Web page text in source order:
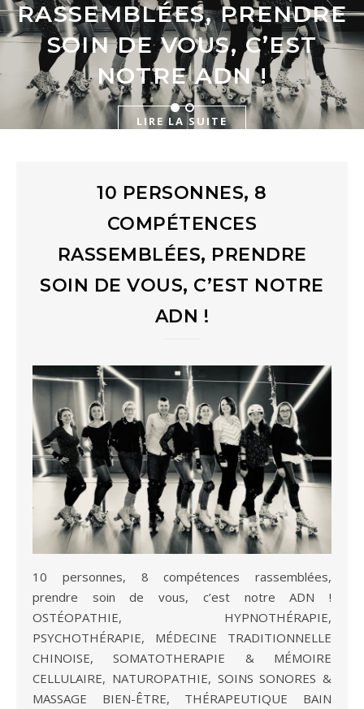
RASSEMBLÉES, PRENDRE
SOIN DE VOUS, C’EST
NOTRE ADN !
LIRE LA SUITE
SANTÉ DES COLLINES À
MULHOUSE DIDENHEIM
LIRE LA SUITE
10 PERSONNES, 8
COMPÉTENCES
RASSEMBLÉES, PRENDRE
SOIN DE VOUS, C’EST NOTRE
ADN !
10 personnes, 8 compétences rassemblées,
prendre soin de vous, c’est notre ADN !
OSTÉOPATHIE, HYPNOTHÉRAPIE,
PSYCHOTHÉRAPIE, MÉDECINE TRADITIONNELLE
CHINOISE, SOMATOTHERAPIE & MÉMOIRE
CELLULAIRE, NATUROPATHIE, SOINS SONORES &
MASSAGE BIEN-ÊTRE, THÉRAPEUTIQUE BAIN